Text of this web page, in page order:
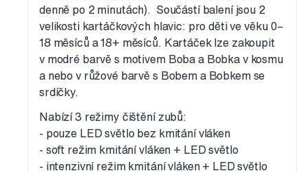
denně po 2 minutách). Součástí balení jsou 2
velikosti kartáčkových hlavic: pro děti ve věku 0–
18 měsíců a 18+ měsíců. Kartáček lze zakoupit
v modré barvě s motivem Boba a Bobka v kosmu
a nebo v růžové barvě s Bobem a Bobkem se
srdíčky.
Nabízí 3 režimy čištění zubů:
- pouze LED světlo bez kmitání vláken
- soft režim kmitání vláken + LED světlo
- intenzivní režim kmitání vláken + LED světlo